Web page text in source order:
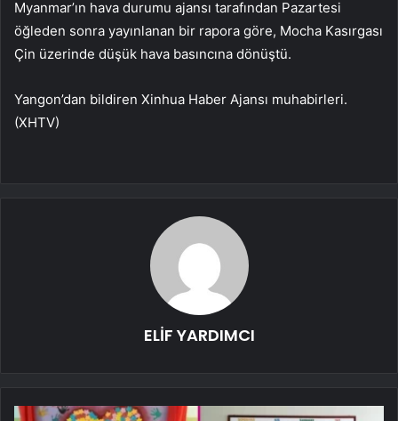
Myanmar’ın hava durumu ajansı tarafından Pazartesi
öğleden sonra yayınlanan bir rapora göre, Mocha Kasırgası
Çin üzerinde düşük hava basıncına dönüştü.
Yangon’dan bildiren Xinhua Haber Ajansı muhabirleri.
(XHTV)
ELİF YARDIMCI